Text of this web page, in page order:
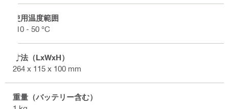
使用温度範囲
-10 - 50 °C
寸法（LxWxH）
264 x 115 x 100 mm
重量（バッテリー含む）